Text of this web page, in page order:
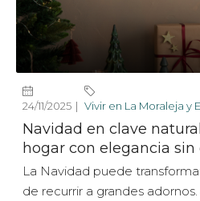
24/11/2025 Vivir en La Moraleja y
Navidad en clave
hogar con elegancia sin
La Navidad puede
de recurrir a grandes adornos.